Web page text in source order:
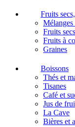
Fruits
Mélanges
Fruits secs
Fruits à
Graines
Boissons
Thés et
Tisanes
Café et
Jus de
La Cave
Bières et